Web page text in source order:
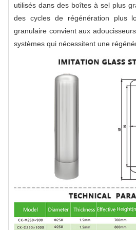
utilisés dans des boîtes à sel plus
des cycles de régénération plus
granulaire convient aux
systèmes qui nécessitent une